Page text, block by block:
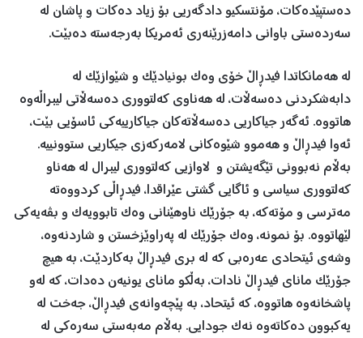
دەستپێدەکات، مۆنتسکیو دادگەریی بۆ زیاد دەکات و پاشان لە
سەردەستی باوانی دامەزرێنەری ئەمریکا بەرجەستە دەبێت.
لە هەمانکاتدا فیدڕاڵ خۆی وەک بونیادێک و شێوازێک لە
دابەشکردنی دەسەڵات، لە هەناوی کەلتووری دەسەڵاتی لیبراڵەوە
هاتووە. ئەگەر جیاکاریی دەسەڵاتەکان جیاکارییەکی ئاسۆیی بێت،
ئەوا فیدڕاڵ و هەموو شێوەکانی لامەرکەزی جیکاریی ستوونییە.
بەڵام نەبوونی تێگەیشتن و لاوازیی کەلتووری لیبرال لە هەناو
کەلتووری سیاسی و ئاگایی گشتی عێراقدا، فیدڕاڵی کردووەتە
مەترسی و مۆتەکە، بە جۆرێک ناوهێنانی وەک تابوویەک و بڤەیەکی
لێهاتووە. بۆ نمونە، وەک جۆرێک لە پەراوێزخستن و شاردنەوە،
وشەی ئیتحادی عەرەبی کە لە بری فیدڕاڵ بەکاردێت، بە هیچ
جۆرێک مانای فیدڕاڵ نادات، بەڵکو مانای یونیەن دەدات، کە لەو
پاشخانەوە هاتووە، کە ئیتحاد، بە پێچەوانەی فیدڕاڵ، جەخت لە
یەکبوون دەکاتەوە نەک جودایی. بەڵام مەبەستی سەرەکی لە